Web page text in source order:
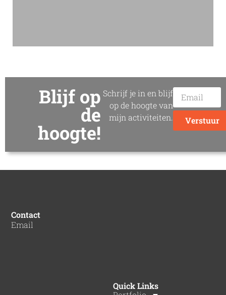
Blijf op
de
hoogte!
Schrijf je in en blijf
op de hoogte van
mijn activiteiten.
Verstuur
Quick Links
Contact
Email